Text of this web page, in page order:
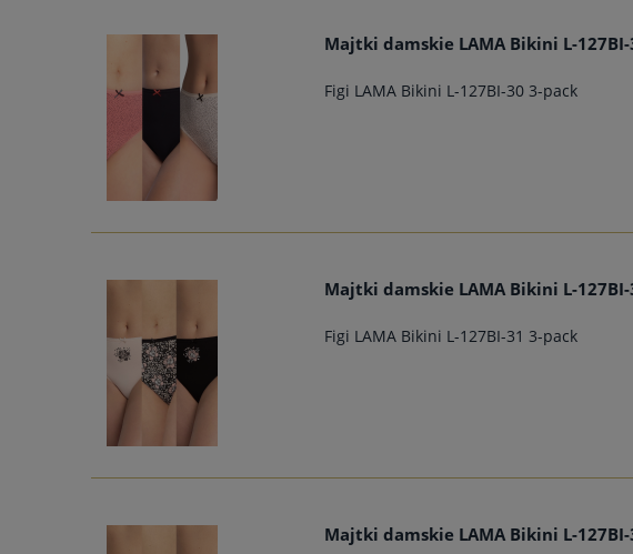
Majtki damskie LAMA Bikini L-
Figi LAMA Bikini L-127BI-30 3-pack
Majtki damskie LAMA Bikini L-
Figi LAMA Bikini L-127BI-31 3-pack
Majtki damskie LAMA Bikini L-127BI-